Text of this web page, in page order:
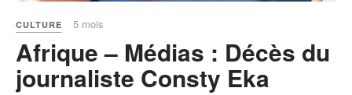
CULTURE 5 mois
Afrique – Médias : Décès du
journaliste Consty Eka